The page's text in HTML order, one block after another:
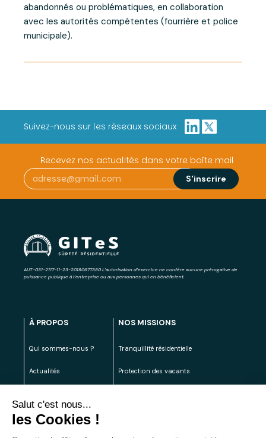
abandonnés ou problématiques, en collaboration
avec les autorités compétentes (fourrière et police
municipale).
Suivez-nous sur les réseaux sociaux
Recevez nos actualités dans votre boîte mail
AUT-031-2117-11-23-20180677380 L’autorisation d’exercice ne confère aucune prérogative de
puissance publique à l’entreprise ou aux personnes qui en bénéficient.
À PROPOS
Qui sommes-nous ?
Actualités
Contact
NOS MISSIONS
Tranquillité résidentielle
Protection des vacants